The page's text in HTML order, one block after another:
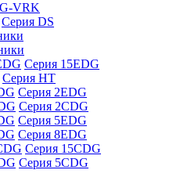
VRK
Серия DS
Серия 15EDG
Серия HT
Серия 2EDG
Серия 2CDG
Серия 5EDG
Серия 8EDG
Серия 15CDG
Серия 5CDG